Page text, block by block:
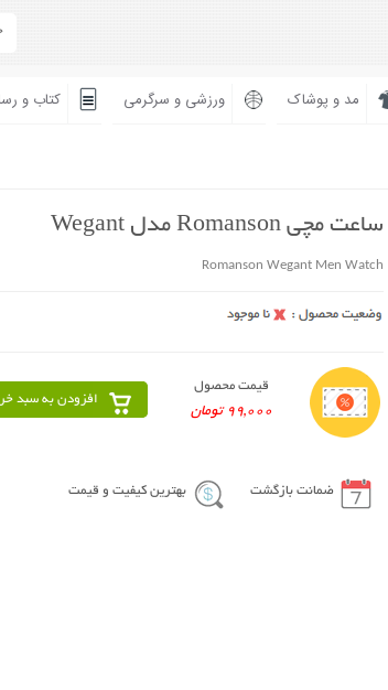
مد و پوشاک ورزشی و سرگرمی کتاب و
ساعت مچی Romanson مدل Wegant
Romanson Wegant Men Watch
قیمت محصول
99,000 تومان
افزودن به سبد
ضمانت بازگشت بهترین کیفیت و قیمت